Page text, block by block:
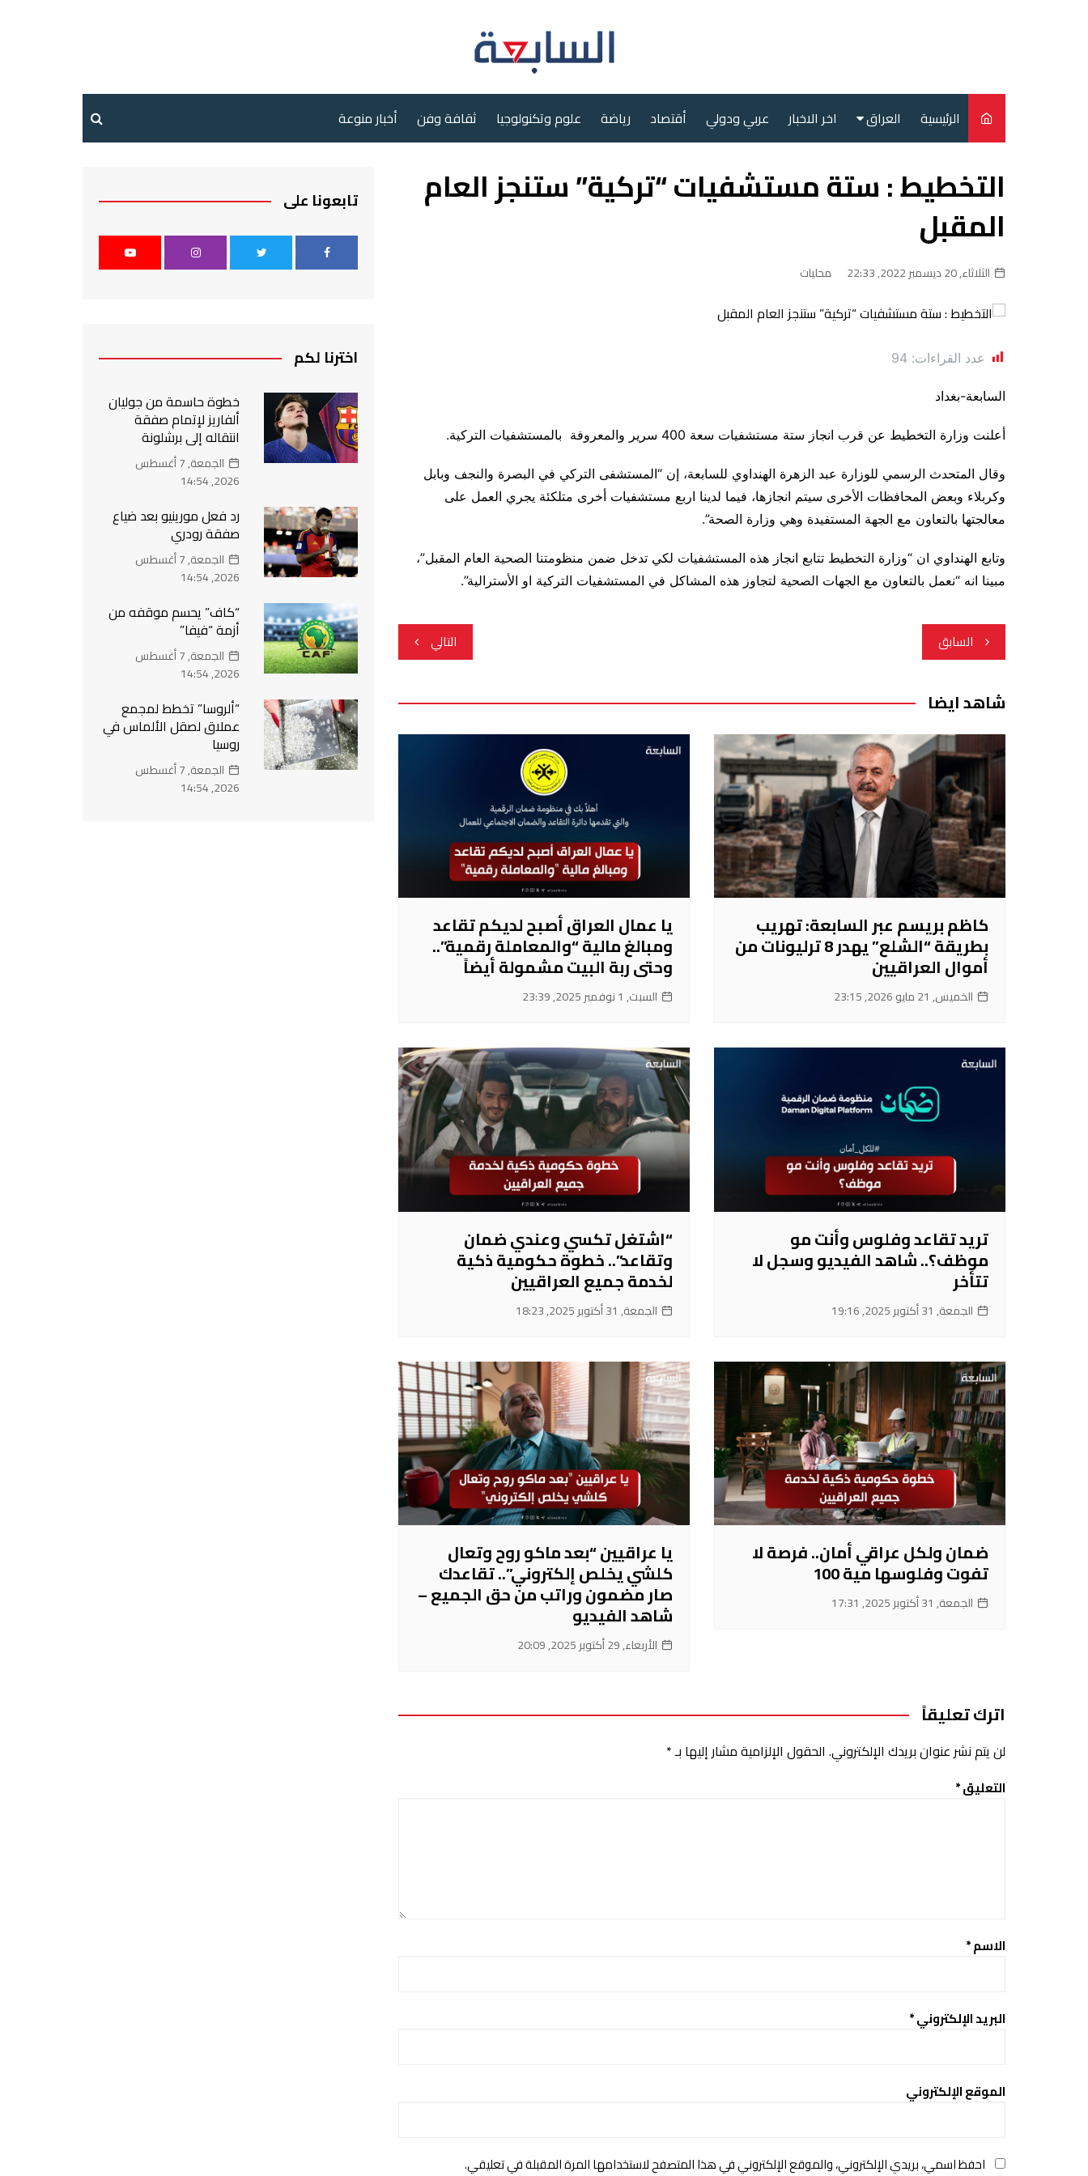
الرئيسية العراق
سياسة
اخر الاخبار عربي ودولي أقتصاد رياضة علوم وتكنولوجيا ثقافة وفن أخبار منوعة
التخطيط : ستة مستشفيات “تركية” ستنجز العام
المقبل
الثلاثاء, 20 ديسمبر 2022, 22:33 محليات
عدد القراءات: 94
السابعة-بغداد
أعلنت وزارة التخطيط عن قرب انجاز ستة مستشفيات سعة 400 سرير والمعروفة بالمستشفيات التركية.
وقال المتحدث الرسمي للوزارة عبد الزهرة الهنداوي للسابعة، إن “المستشفى التركي في البصرة والنجف وبابل
وكربلاء وبعض المحافظات الأخرى سيتم انجازها، فيما لدينا اربع مستشفيات أخرى متلكئة يجري العمل على
معالجتها بالتعاون مع الجهة المستفيدة وهي وزارة الصحة”.
وتابع الهنداوي ان “وزارة التخطيط تتابع انجاز هذه المستشفيات لكي تدخل ضمن منظومتنا الصحية العام المقبل”،
مبينا انه “نعمل بالتعاون مع الجهات الصحية لتجاوز هذه المشاكل في المستشفيات التركية او الأسترالية”.
تصفّح
المقالات
السابق التالي
شاهد ايضا
كاظم بريسم عبر السابعة: تهريب
بطريقة “الشلع” يهدر 8 ترليونات من
أموال العراقيين
الخميس, 21 مايو 2026, 23:15
يا عمال العراق أصبح لديكم تقاعد
ومبالغ مالية “والمعاملة رقمية”..
وحتى ربة البيت مشمولة أيضاً
السبت, 1 نوفمبر 2025, 23:39
تريد تقاعد وفلوس وأنت مو
موظف؟.. شاهد الفيديو وسجل لا
تتأخر
الجمعة, 31 أكتوبر 2025, 19:16
“اشتغل تكسي وعندي ضمان
وتقاعد”.. خطوة حكومية ذكية
لخدمة جميع العراقيين
الجمعة, 31 أكتوبر 2025, 18:23
ضمان ولكل عراقي أمان.. فرصة لا
تفوت وفلوسها مية 100
الجمعة, 31 أكتوبر 2025, 17:31
يا عراقيين “بعد ماكو روح وتعال
كلشي يخلص إلكتروني”.. تقاعدك
صار مضمون وراتب من حق الجميع –
شاهد الفيديو
الأربعاء, 29 أكتوبر 2025, 20:09
اترك تعليقاً
لن يتم نشر عنوان بريدك الإلكتروني. الحقول الإلزامية مشار إليها بـ*
التعليق*
الاسم*
البريد الإلكتروني*
الموقع الإلكتروني
احفظ اسمي، بريدي الإلكتروني، والموقع الإلكتروني في هذا المتصفح لاستخدامها المرة المقبلة في تعليقي.
تابعونا على
اخترنا لكم
خطوة حاسمة من جوليان
ألفاريز لإتمام صفقة
انتقاله إلى برشلونة
الجمعة, 7 أغسطس
2026, 14:54
رد فعل مورينيو بعد ضياع
صفقة رودري
الجمعة, 7 أغسطس
2026, 14:54
“كاف” يحسم موقفه من
أزمة “فيفا”
الجمعة, 7 أغسطس
2026, 14:54
“ألروسا” تخطط لمجمع
عملاق لصقل الألماس في
روسيا
الجمعة, 7 أغسطس
2026, 14:54